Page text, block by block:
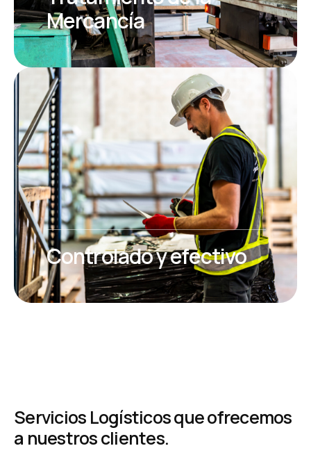
Mercancía
Controlado y efectivo
Servicios Logísticosqueofrecemos
a nuestrosclientes.